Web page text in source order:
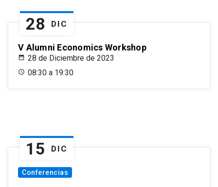
28 DIC
V Alumni Economics Workshop
28 de Diciembre de 2023
08:30 a 19:30
15 DIC
Conferencias